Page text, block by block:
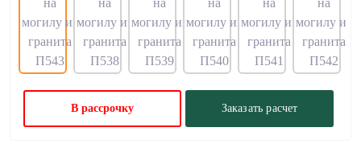
В рассрочку Заказать расчет